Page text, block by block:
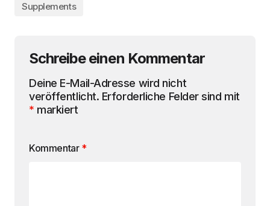
Supplements
Schreibe einen Kommentar
Deine E-Mail-Adresse wird nicht
veröffentlicht. Erforderliche Felder sind mit
* markiert
Kommentar *